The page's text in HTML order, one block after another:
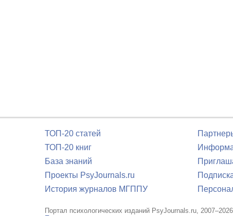
ТОП-20 статей
ТОП-20 книг
База знаний
Проекты PsyJournals.ru
История журналов МГППУ
Портал психологических изданий PsyJournals.ru, 2007–2026